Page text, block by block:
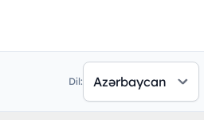
Dil: